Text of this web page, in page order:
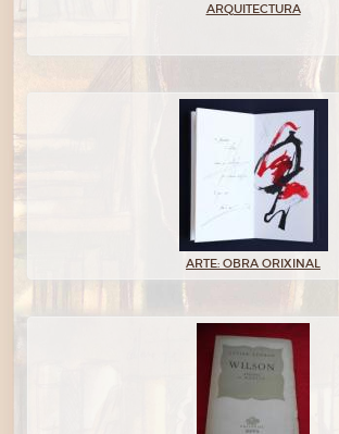
ARQUITECTURA
ARTE: OBRA ORIXINAL